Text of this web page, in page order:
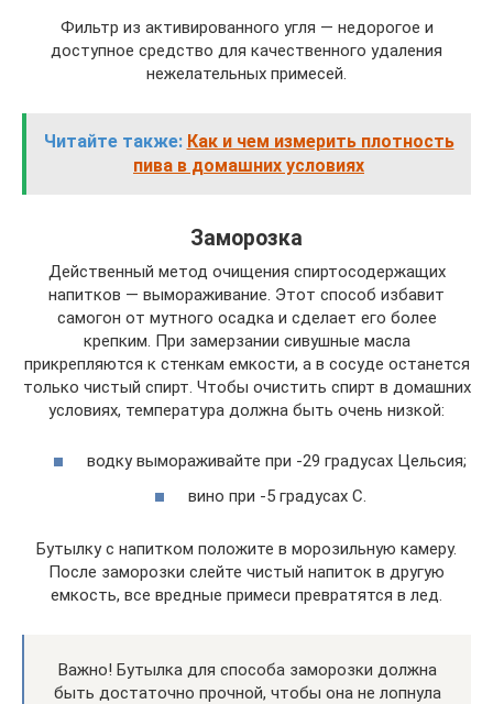
Фильтр из активированного угля — недорогое и
доступное средство для качественного удаления
нежелательных примесей.
Читайте также: Как и чем измерить плотность
пива в домашних условиях
Заморозка
Действенный метод очищения спиртосодержащих
напитков — вымораживание. Этот способ избавит
самогон от мутного осадка и сделает его более
крепким. При замерзании сивушные масла
прикрепляются к стенкам емкости, а в сосуде останется
только чистый спирт. Чтобы очистить спирт в домашних
условиях, температура должна быть очень низкой:
водку вымораживайте при -29 градусах Цельсия;
вино при -5 градусах С.
Бутылку с напитком положите в морозильную камеру.
После заморозки слейте чистый напиток в другую
емкость, все вредные примеси превратятся в лед.
Важно! Бутылка для способа заморозки должна
быть достаточно прочной, чтобы она не лопнула